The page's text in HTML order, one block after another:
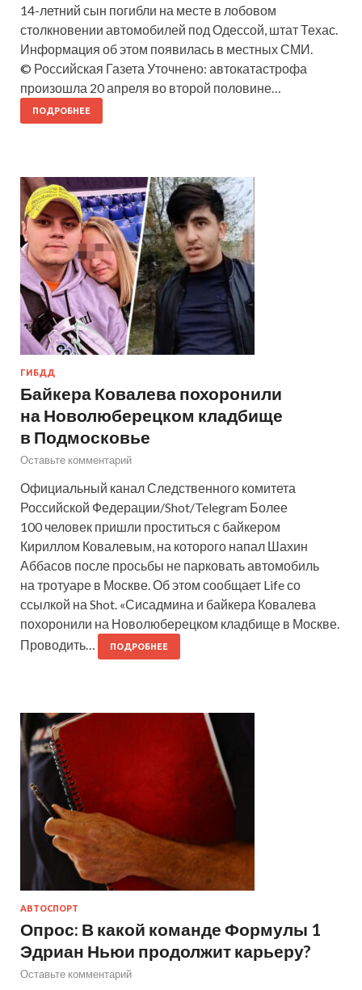
14-летний сын погибли на месте в лобовом
столкновении автомобилей под Одессой, штат Техас.
Информация об этом появилась в местных СМИ.
© Российская Газета Уточнено: автокатастрофа
произошла 20 апреля во второй половине…
ПОДРОБНЕЕ
ГИБДД
Байкера Ковалева похоронили
на Новолюберецком кладбище
в Подмосковье
Оставьте комментарий
Официальный канал Следственного комитета
Российской Федерации/Shot/Telegram Более
100 человек пришли проститься с байкером
Кириллом Ковалевым, на которого напал Шахин
Аббасов после просьбы не парковать автомобиль
на тротуаре в Москве. Об этом сообщает Life со
ссылкой на Shot. «Сисадмина и байкера Ковалева
похоронили на Новолюберецком кладбище в Москве.
Проводить…
ПОДРОБНЕЕ
АВТОСПОРТ
Опрос: В какой команде Формулы 1
Эдриан Ньюи продолжит карьеру?
Оставьте комментарий